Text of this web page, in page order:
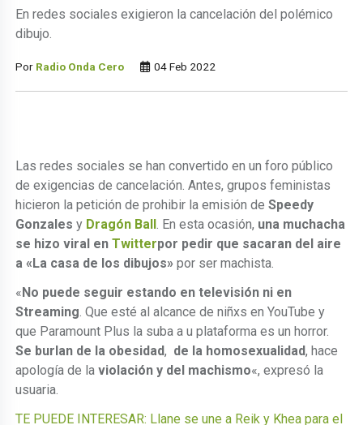
En redes sociales exigieron la cancelación del polémico
dibujo.
Por Radio Onda Cero 04 Feb 2022
Las redes sociales se han convertido en un foro público
de exigencias de cancelación. Antes, grupos feministas
hicieron la petición de prohibir la emisión deSpeedy
Gonzales y Dragón Ball . En esta ocasión, una muchacha
se hizo viral enTwitterpor pedir que sacaran del aire
a «La casa de los dibujos» por ser machista.
«No puede seguir estando en televisión ni en
Streaming . Que esté al alcance de niñxs en YouTube y
que Paramount Plus la suba a u plataforma es un horror.
Se burlan de la obesidad, de la homosexualidad, hace
apología de laviolación y del machismo«, expresó la
usuaria.
TE PUEDE INTERESAR: Llane se une a Reik y Khea para el